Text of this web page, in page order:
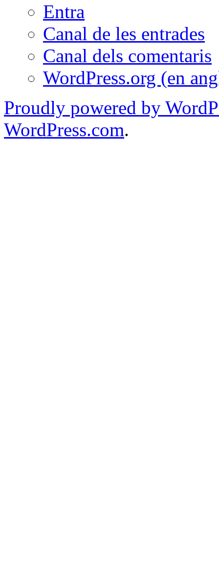
Entra
Canal de les entrades
Canal dels comentaris
WordPress.org (en
Proudly powered by
WordPress.com.